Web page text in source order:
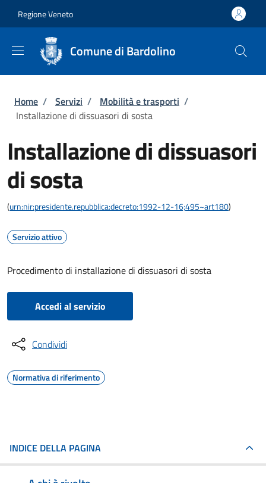
Regione Veneto
Comune di Bardolino
Briciole di pane
Home / Servizi / Mobilità e trasporti /
Installazione di dissuasori di sosta
Installazione di dissuasori
di sosta
(urn:nir:presidente.repubblica:decreto:1992-12-16;495~art180)
Servizio attivo
Procedimento di installazione di dissuasori di sosta
Accedi al servizio
Condividi
Normativa di riferimento
INDICE DELLA PAGINA